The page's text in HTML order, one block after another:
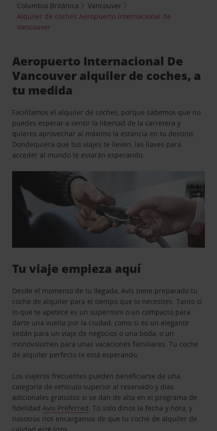
Columbia Británica
Vancouver
Alquiler de coches Aeropuerto Internacional de
Vancouver
Aeropuerto Internacional De
Vancouver alquiler de coches, a
tu medida
Facilitamos el alquiler de coches, porque sabemos que no
puedes esperar a sentir la libertad de la carretera y
quieres aprovechar al máximo la estancia en tu destino.
Dondequiera que tus viajes te lleven, las llaves para
acceder al mundo te estarán esperando.
Tu viaje empieza aquí
Desde el momento de tu llegada, Avis tiene preparado tu
coche de alquiler para el tiempo que lo necesites. Tanto si
lo que te apetece es un supermini o un compacto para
darte una vuelta por la ciudad, como si es un elegante
sedán para un viaje de negocios o una boda, o un
monovolumen para unas vacaciones familiares. Tu coche
de alquiler perfecto te está esperando.
Los viajeros frecuentes pueden beneficiarse de una
categoría de vehículo superior al reservado y días
adicionales gratuitos si se dan de alta en el programa de
fidelidadAvis Preferred. Tú solo dinos la fecha y hora, y
nosotros nos encargamos de que tu coche de alquiler de